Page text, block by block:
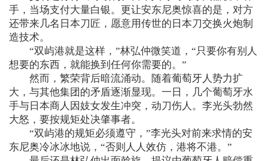
手，当场支付大量白银。更让安东尼奥惊喜的是，对方
还带来几名日本刀匠，愿意用传世的日本刀交换火炮制
造技术。
“双屿港就是这样，”林弘仲微笑道，“只要你有别人
想要的东西，就能换到任何你需要的。”
然而，繁荣背后暗流涌动。随着葡萄牙人势力扩
大，与其他集团的矛盾逐渐显现。一日，几个葡萄牙水
手与日本商人因妓女发生冲突，动刀伤人。李光头勃然
大怒，要按规矩处决肇事者。
“双屿港的规矩必须遵守，”李光头对前来求情的安
东尼奥冷冰冰地说，“否则人人效仿，港将不港。”